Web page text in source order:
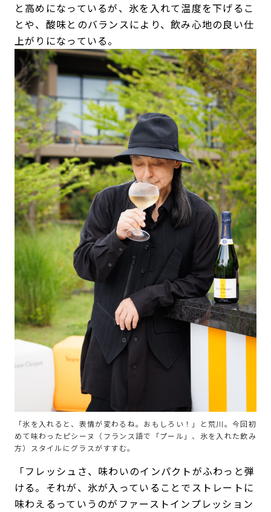
と高めになっているが、氷を入れて温度を下げるこ
とや、酸味とのバランスにより、飲み心地の良い仕
上がりになっている。
「氷を入れると、表情が変わるね。おもしろい！」と荒川。今回初
めて味わったピシーヌ（フランス語で「プール」、氷を入れた飲み
方）スタイルにグラスがすすむ。
「フレッシュさ、味わいのインパクトがふわっと弾
ける。それが、氷が入っていることでストレートに
味わえるっていうのがファーストインプレッション